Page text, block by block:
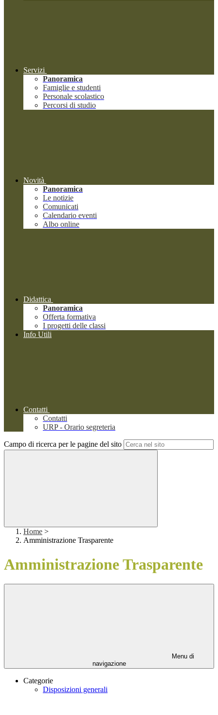
Servizi
Panoramica
Famiglie e studenti
Personale scolastico
Percorsi di studio
Novità
Panoramica
Le notizie
Comunicati
Calendario eventi
Albo online
Didattica
Panoramica
Offerta formativa
I progetti delle classi
Info Utili
Contatti
Contatti
URP - Orario segreteria
Campo di ricerca per le pagine del sito
Home >
Amministrazione Trasparente
Amministrazione Trasparente
Menu di
navigazione
Categorie
Disposizioni generali